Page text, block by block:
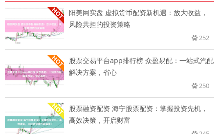
阳美网实盘 虚拟货币配资新机遇：放大收益，
风险共担的投资策略
252
股票交易平台app排行榜 众盈易配：一站式汽配
解决方案，省心
250
股票融资配资 海宁股票配资：掌握投资先机，
高效决策，开启财富